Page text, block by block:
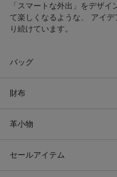
「スマートな外出」をデザ
て楽しくなるような、 アイ
り続けています。
バッグ
財布
革小物
セールアイテム